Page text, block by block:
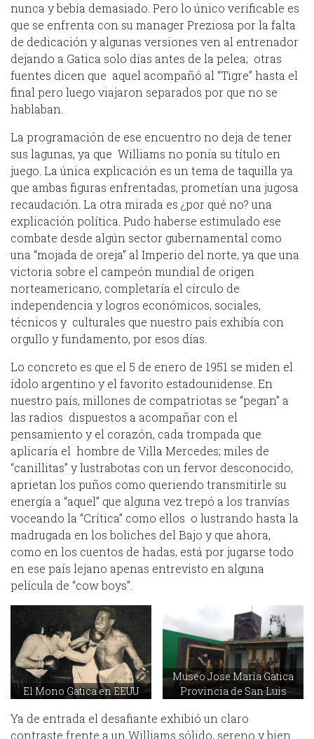
nunca y bebía demasiado. Pero lo único verificable es
que se enfrenta con su manager Preziosa por la falta
de dedicación y algunas versiones ven al entrenador
dejando a Gatica solo días antes de la pelea; otras
fuentes dicen que aquel acompañó al “Tigre” hasta el
final pero luego viajaron separados por que no se
hablaban.
La programación de ese encuentro no deja de tener
sus lagunas, ya que Williams no ponía su título en
juego. La única explicación es un tema de taquilla ya
que ambas figuras enfrentadas, prometían una jugosa
recaudación. La otra mirada es ¿por qué no? una
explicación política. Pudo haberse estimulado ese
combate desde algún sector gubernamental como
una “mojada de oreja” al Imperio del norte, ya que una
victoria sobre el campeón mundial de origen
norteamericano, completaría el círculo de
independencia y logros económicos, sociales,
técnicos y culturales que nuestro país exhibía con
orgullo y fundamento, por esos días.
Lo concreto es que el 5 de enero de 1951 se miden el
ídolo argentino y el favorito estadounidense. En
nuestro país, millones de compatriotas se “pegan” a
las radios dispuestos a acompañar con el
pensamiento y el corazón, cada trompada que
aplicaría el hombre de Villa Mercedes; miles de
“canillitas” y lustrabotas con un fervor desconocido,
aprietan los puños como queriendo transmitirle su
energía a “aquel” que alguna vez trepó a los tranvías
voceando la “Crítica” como ellos o lustrando hasta la
madrugada en los boliches del Bajo y que ahora,
como en los cuentos de hadas, está por jugarse todo
en ese país lejano apenas entrevisto en alguna
película de “cow boys”.
El Mono Gatica en EEUU
Museo Jose María Gatica
Provincia de San Luis
Ya de entrada el desafiante exhibió un claro
contraste frente a un Williams sólido, sereno y bien